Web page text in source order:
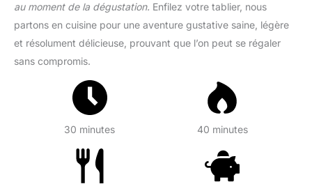
au moment de la dégustation. Enfilez votre tablier, nous
partons en cuisine pour une aventure gustative saine, légère
et résolument délicieuse, prouvant que l’on peut se régaler
sans compromis.
30 minutes 40 minutes